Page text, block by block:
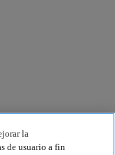
la
de usuario a fin